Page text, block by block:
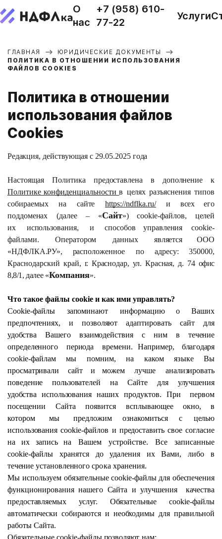
О
нас
+7 (958) 610-
77-22
Услуги
ГЛАВНАЯ
ЮРИДИЧЕСКИЕ ДОКУМЕНТЫ
ПОЛИТИКА В ОТНОШЕНИИ ИСПОЛЬЗОВАНИЯ
ФАЙЛОВ COOKIES
Политика в отношении
использования файлов
Cookies
Редакция, действующая с 29.05.2025 года
Настоящая Политика предоставлена в дополнение
к
Политике конфиденциальности в целях разъяснения типов
собираемых
на сайте https://ndflka.ru/ и
всех его
поддоменах
(далее – «Сайт») cookie-файлов,
целей
их
использования, и способов управления
cookie-
файлами.
Оператором данных
является ООО
«НДФЛКА.РУ», расположенное
по адресу: 350000,
Краснодарский край, г. Краснодар, ул. Красная, д. 74 офис
8,8/1, далее«Компания».
Что такое файлы cookie и как ими управлять?
Cookie-файлы
запоминают
информацию о Ваших
предпочтениях,
ипозволяют адаптировать
сайт для
удобства
Вашего взаимодействия с ним в
течение
определенного
периода времени.Например,
благодаря
cookie-файлам
мы помним, на каком языке
Вы
просматривали
сайт и можем лучше
анализировать
поведение
пользователей на Сайте для
улучшения
удобства использования нашихпродуктов. При
первом
посещении
Сайта появится всплывающее окно,
в
котором
мы предложим ознакомиться с
целью
использования cookie-файлов и предоставить свое согласие
на
их запись на Вашем устройстве. Все
записанные
cookie-файлы
хранятся до удаления их Вами, либо
в
течение установленного срока хранения.
Мы используем обязательные cookie-файлы для обеспечения
функционированиянашего Cайта иулучшения
качества
предоставляемых
услуг. Обязательные
cookie-файлы
автоматически собираютсяи необходимы для правильной
работы Сайта.
Обязательные cookie-файлы позволяют нам: